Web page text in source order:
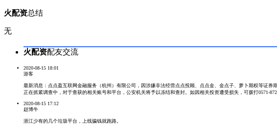
火配资总结
无
火配资配友交流
2020-08-15 18:01
游客
最新消息：点点盈互联网金融服务（杭州）有限公司，因涉嫌非法经营点点投顾、点点金、金点子、萝卜期权等证
正在抓紧调查中，对于查获的相关账号和平台，公安机关将予以冻结和查封。如因相关投资遭受损失，可拨打0571-
2020-08-15 17:12
赵博牛
浙江少有的几个垃圾平台，上线骗钱就跑路。